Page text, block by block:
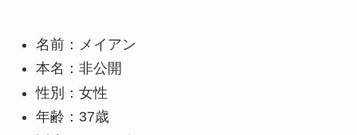
名前：メイアン
本名：非公開
性別：女性
年齢：37歳